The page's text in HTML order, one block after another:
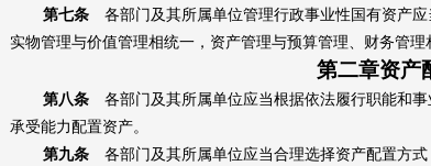
第七条
各部门及其所属单位管理行政事业性国有资产
实物管理与价值管理相统一，资产管理与预算管理、财务管理
第二章资产
第八条
各部门及其所属单位应当根据依法履行职能和
承受能力配置资产。
第九条
各部门及其所属单位应当合理选择资产配置方